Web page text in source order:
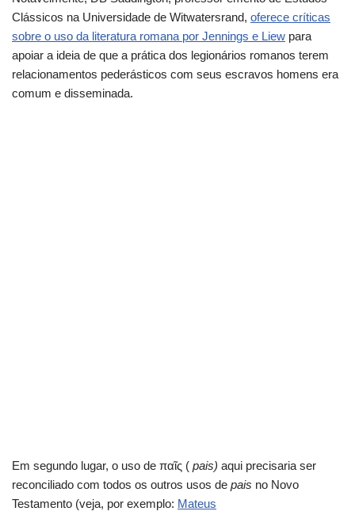
Clássicos na Universidade de Witwatersrand, oferece críticas
sobre o uso da literatura romana por Jennings e Liew para
apoiar a ideia de que a prática dos legionários romanos terem
relacionamentos pederásticos com seus escravos homens era
comum e disseminada.
Em segundo lugar, o uso de παῖς ( pais) aqui precisaria ser
reconciliado com todos os outros usos de pais no Novo
Testamento (veja, por exemplo: Mateus